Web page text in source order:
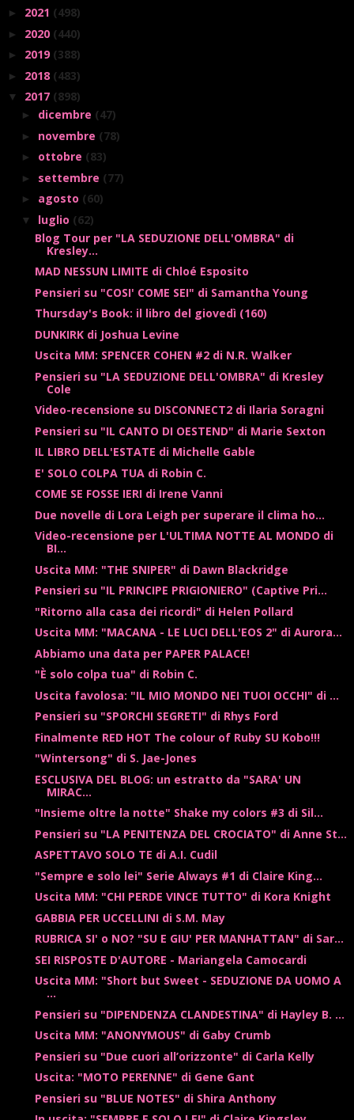
► 2021 (498)
► 2020 (440)
► 2019 (388)
► 2018 (483)
▼ 2017 (898)
► dicembre (47)
► novembre (78)
► ottobre (83)
► settembre (77)
► agosto (60)
▼ luglio (62)
Blog Tour per "LA SEDUZIONE DELL'OMBRA" di
Kresley...
MAD NESSUN LIMITE di Chloé Esposito
Pensieri su "COSI' COME SEI" di Samantha Young
Thursday's Book: il libro del giovedì (160)
DUNKIRK di Joshua Levine
Uscita MM: SPENCER COHEN #2 di N.R. Walker
Pensieri su "LA SEDUZIONE DELL'OMBRA" di Kresley
Cole
Video-recensione su DISCONNECT2 di Ilaria Soragni
Pensieri su "IL CANTO DI OESTEND" di Marie Sexton
IL LIBRO DELL'ESTATE di Michelle Gable
E' SOLO COLPA TUA di Robin C.
COME SE FOSSE IERI di Irene Vanni
Due novelle di Lora Leigh per superare il clima ho...
Video-recensione per L'ULTIMA NOTTE AL MONDO di
BI...
Uscita MM: "THE SNIPER" di Dawn Blackridge
Pensieri su "IL PRINCIPE PRIGIONIERO" (Captive Pri...
"Ritorno alla casa dei ricordi" di Helen Pollard
Uscita MM: "MACANA - LE LUCI DELL'EOS 2" di Aurora...
Abbiamo una data per PAPER PALACE!
"È solo colpa tua" di Robin C.
Uscita favolosa: "IL MIO MONDO NEI TUOI OCCHI" di ...
Pensieri su "SPORCHI SEGRETI" di Rhys Ford
Finalmente RED HOT The colour of Ruby SU Kobo!!!
"Wintersong" di S. Jae-Jones
ESCLUSIVA DEL BLOG: un estratto da "SARA' UN
MIRAC...
"Insieme oltre la notte" Shake my colors #3 di Sil...
Pensieri su "LA PENITENZA DEL CROCIATO" di Anne St...
ASPETTAVO SOLO TE di A.I. Cudil
"Sempre e solo lei" Serie Always #1 di Claire King...
Uscita MM: "CHI PERDE VINCE TUTTO" di Kora Knight
GABBIA PER UCCELLINI di S.M. May
RUBRICA SI' o NO? "SU E GIU' PER MANHATTAN" di Sar...
SEI RISPOSTE D'AUTORE - Mariangela Camocardi
Uscita MM: "Short but Sweet - SEDUZIONE DA UOMO A
...
Pensieri su "DIPENDENZA CLANDESTINA" di Hayley B. ...
Uscita MM: "ANONYMOUS" di Gaby Crumb
Pensieri su "Due cuori all’orizzonte" di Carla Kelly
Uscita: "MOTO PERENNE" di Gene Gant
Pensieri su "BLUE NOTES" di Shira Anthony